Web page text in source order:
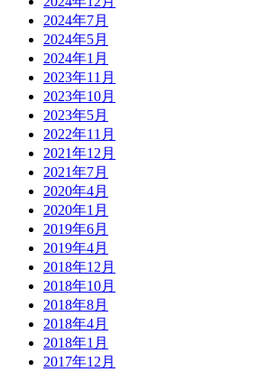
2024年7月
2024年5月
2024年1月
2023年11月
2023年10月
2023年5月
2022年11月
2021年12月
2021年7月
2020年4月
2020年1月
2019年6月
2019年4月
2018年12月
2018年10月
2018年8月
2018年4月
2018年1月
2017年12月